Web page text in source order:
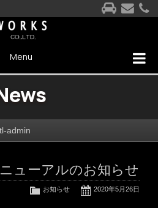
Menu
admin
ューアルのお知らせ
2020年5月26日
お知らせ